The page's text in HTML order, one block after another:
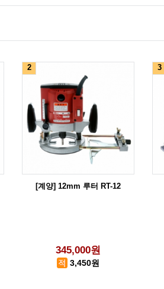
2
[계양] 12mm 루터 RT-12
345,000원
3,450원
3